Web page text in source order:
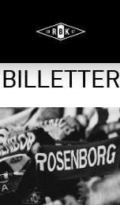
BILLETTER